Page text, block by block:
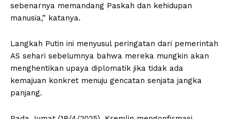
sebenarnya memandang Paskah dan kehidupan
manusia,” katanya.
Langkah Putin ini menyusul peringatan dari pemerintah
AS sehari sebelumnya bahwa mereka mungkin akan
menghentikan upaya diplomatik jika tidak ada
kemajuan konkret menuju gencatan senjata jangka
panjang.